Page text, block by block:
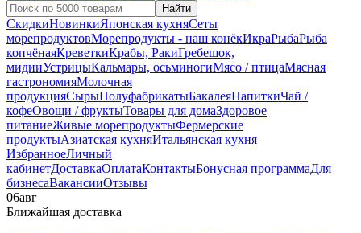
Найти
СкидкиНовинкиЯпонская кухняСеты
морепродуктовМорепродукты - наш конёкИкраРыбаРыба
копчёнаяКреветкиКрабы, РакиГребешок,
мидииУстрицыКальмары, осьминогиМясо / птицаМясная
гастрономияМолочная
продукцияСырыПолуфабрикатыБакалеяНапиткиЧай /
кофеОвощи / фруктыТовары для домаЗдоровое
питаниеЖивые морепродуктыФермерские
продуктыАзиатская кухняИтальянская кухня
ИзбранноеЛичный
кабинетДоставкаОплатаКонтактыБонусная программаДля
бизнесаВакансииОтзывы
06авг
Ближайшая доставка